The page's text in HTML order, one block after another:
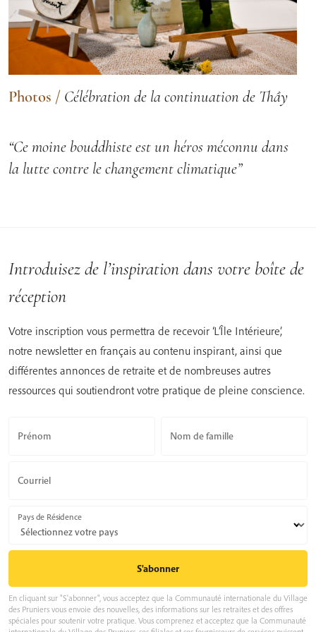
Photos / Célébration de la continuation de Thầy
“Ce moine bouddhiste est un héros méconnu dans
la lutte contre le changement climatique”
Introduisez de l’inspiration dans votre boîte de
réception
Votre inscription vous permettra de recevoir ‘L’Île Intérieure’,
notre newsletter en français au contenu inspirant, ainsi que
différentes annonces de retraite et de nombreuses autres
ressources qui soutiendront votre pratique de pleine conscience.
Prénom Nom de famille
Courriel
Pays de Résidence
En cliquant sur "S'abonner", vous acceptez que la Communauté internationale du Village
des Pruniers vous envoie des nouvelles, des informations sur les retraites et des offres
spéciales pour soutenir votre pratique. Vous comprenez et acceptez que la Communauté